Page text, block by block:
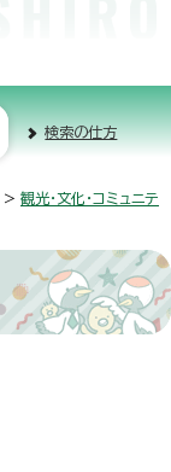
検索の仕方
> 観光・文化・コミュニテ